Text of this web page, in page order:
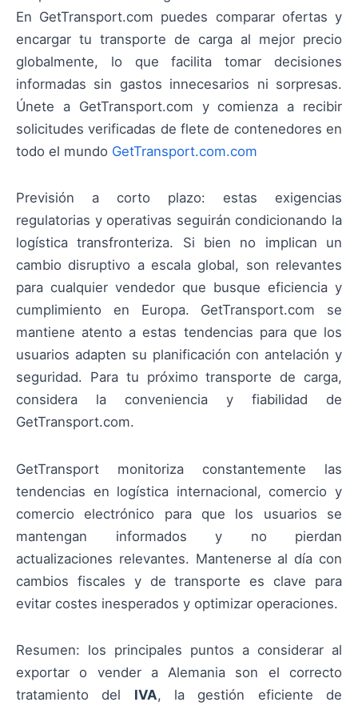
En GetTransport.com puedes comparar ofertas y
encargar tu transporte de carga al mejor precio
globalmente, lo que facilita tomar decisiones
informadas sin gastos innecesarios ni sorpresas.
Únete a GetTransport.com y comienza a recibir
solicitudes verificadas de flete de contenedores en
todo el mundo GetTransport.com.com
Previsión a corto plazo: estas exigencias
regulatorias y operativas seguirán condicionando la
logística transfronteriza. Si bien no implican un
cambio disruptivo a escala global, son relevantes
para cualquier vendedor que busque eficiencia y
cumplimiento en Europa. GetTransport.com se
mantiene atento a estas tendencias para que los
usuarios adapten su planificación con antelación y
seguridad. Para tu próximo transporte de carga,
considera la conveniencia y fiabilidad de
GetTransport.com.
GetTransport monitoriza constantemente las
tendencias en logística internacional, comercio y
comercio electrónico para que los usuarios se
mantengan informados y no pierdan
actualizaciones relevantes. Mantenerse al día con
cambios fiscales y de transporte es clave para
evitar costes inesperados y optimizar operaciones.
Resumen: los principales puntos a considerar al
exportar o vender a Alemania son el correcto
tratamiento del IVA, la gestión eficiente de